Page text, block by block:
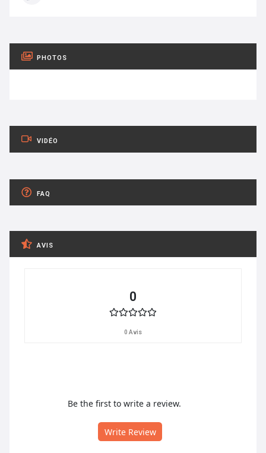
PHOTOS
VIDÉO
FAQ
AVIS
0
0 Avis
Be the first to write a review.
Write Review